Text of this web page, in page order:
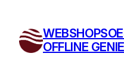
inhoud
OFFLINE